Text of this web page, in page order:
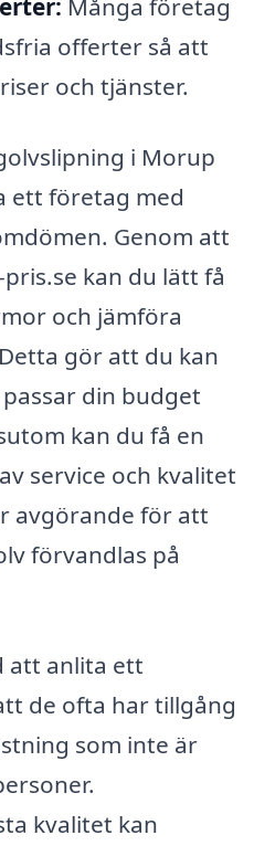
Många företag
offerter så att
och tjänster.
i Morup
ett företag med
Genom att
kan du lätt få
och jämföra
gör att du kan
din budget
kan du få en
service och kvalitet
avgörande för att
förvandlas på
att anlita ett
de ofta har tillgång
som inte är
kvalitet kan